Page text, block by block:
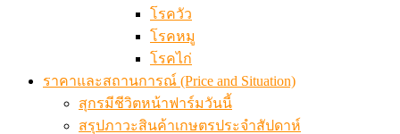
โรควัว
โรคหมู
โรคไก่
ราคาและสถานการณ์ (Price and Situation)
สุกรมีชีวิตหน้าฟาร์มวันนี้
สรุปภาวะสินค้าเกษตรประจำสัปดาห์